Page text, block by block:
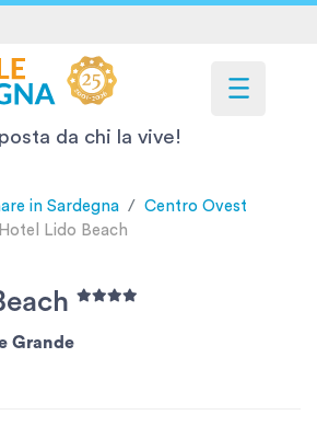
da chi la vive!
in Sardegna
Centro Ovest
Hotel Lido Beach
Grande